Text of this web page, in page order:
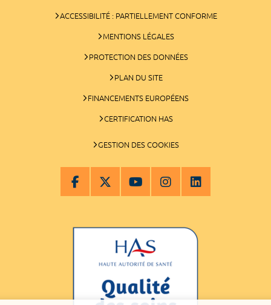
ACCESSIBILITÉ : PARTIELLEMENT CONFORME
MENTIONS LÉGALES
PROTECTION DES DONNÉES
PLAN DU SITE
FINANCEMENTS EUROPÉENS
CERTIFICATION HAS
GESTION DES COOKIES